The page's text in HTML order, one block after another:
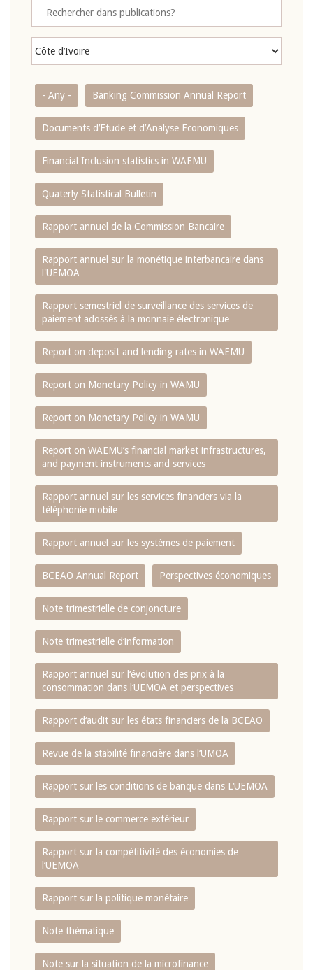
- Any - Banking Commission Annual Report
Documents d’Etude et d’Analyse Economiques
Financial Inclusion statistics in WAEMU
Quaterly Statistical Bulletin
Rapport annuel de la Commission Bancaire
Rapport annuel sur la monétique interbancaire dans
l'UEMOA
Rapport semestriel de surveillance des services de
paiement adossés à la monnaie électronique
Report on deposit and lending rates in WAEMU
Report on Monetary Policy in WAMU
Report on Monetary Policy in WAMU
Report on WAEMU’s financial market infrastructures,
and payment instruments and services
Rapport annuel sur les services financiers via la
téléphonie mobile
Rapport annuel sur les systèmes de paiement
BCEAO Annual Report Perspectives économiques
Note trimestrielle de conjoncture
Note trimestrielle d‘information
Rapport annuel sur l‘évolution des prix à la
consommation dans l‘UEMOA et perspectives
Rapport d‘audit sur les états financiers de la BCEAO
Revue de la stabilité financière dans l‘UMOA
Rapport sur les conditions de banque dans L‘UEMOA
Rapport sur le commerce extérieur
Rapport sur la compétitivité des économies de
l‘UEMOA
Rapport sur la politique monétaire
Note thématique
Note sur la situation de la microfinance